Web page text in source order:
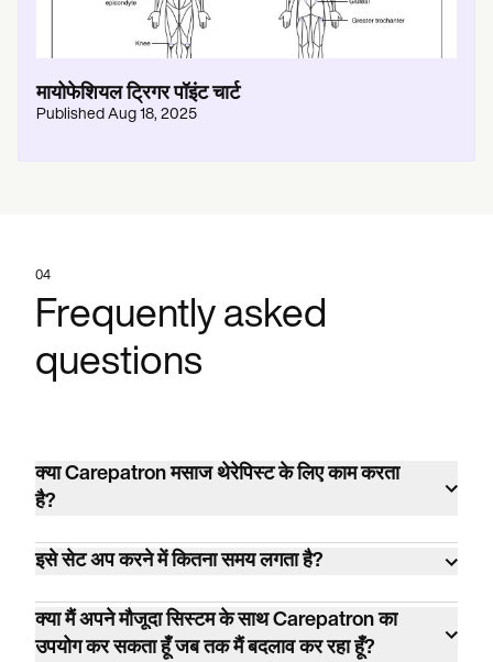
मायोफेशियल ट्रिगर पॉइंट चार्ट
Published Aug 18, 2025
04
Frequently asked
questions
क्या Carepatron मसाज थेरेपिस्ट के लिए काम करता
है?
हाँ। Carepatron का उपयोग 120 से अधिक देशों में
व्यवहारिक स्वास्थ्य, संबद्ध स्वास्थ्य, चिकित्सा और कल्याण
प्रथाओं में 100 से अधिक विभिन्न प्रकार के चिकित्सकों
द्वारा किया जाता है, जिसमें हजारों मसाज थेरेपिस्ट भी शामिल
इसे सेट अप करने में कितना समय लगता है?
अधिकांश प्रैक्टिस एक घंटे से भी कम समय में शुरू हो जाती
हैं। CSV से क्लाइंट डेटा आयात करें या नए सिरे से शुरू
क्या मैं अपने मौजूदा सिस्टम के साथ Carepatron का
उपयोग कर सकता हूँ जब तक मैं बदलाव कर रहा हूँ?